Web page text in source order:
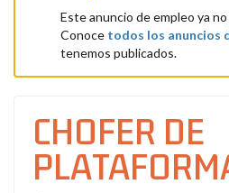
Este anuncio de empleo ya
Conoce todos los anuncios
tenemos publicados.
CHOFER DE